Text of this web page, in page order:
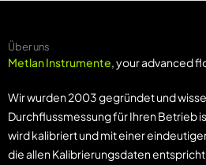
A)Über uns
Metlan Instrumente, your advanced
Wir wurden 2003 gegründet und
Durchflussmessung für Ihren Betrieb
wird kalibriert und mit einer
die allen Kalibrierungsdaten